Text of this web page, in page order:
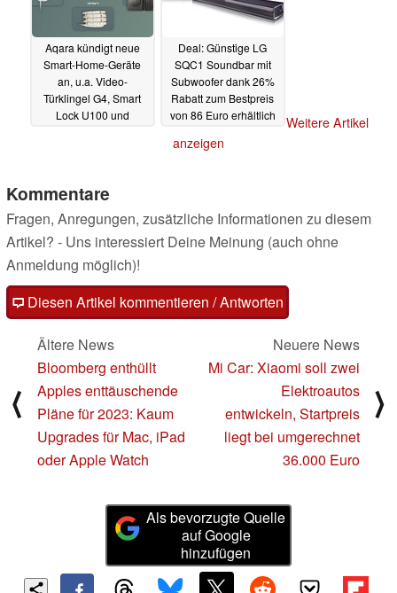
Aqara kündigt neue
Smart-Home-Geräte
an, u.a. Video-
Türklingel G4, Smart
Lock U100 und
Deal: Günstige LG
SQC1 Soundbar mit
Subwoofer dank 26%
Rabatt zum Bestpreis
von 86 Euro erhältlich
Weitere Artikel
anzeigen
Kommentare
Fragen, Anregungen, zusätzliche Informationen zu diesem
Artikel? - Uns interessiert Deine Meinung (auch ohne
Anmeldung möglich)!
Diesen Artikel kommentieren / Antworten
⟨
Ältere News
Bloomberg enthüllt
Apples enttäuschende
Pläne für 2023: Kaum
Upgrades für Mac, iPad
oder Apple Watch
Neuere News
Mi Car: Xiaomi soll zwei
Elektroautos
entwickeln, Startpreis
liegt bei umgerechnet
36.000 Euro
⟩
Als bevorzugte Quelle
auf Google
hinzufügen